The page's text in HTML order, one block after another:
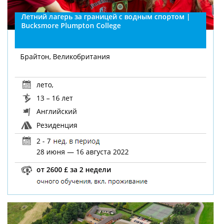
Летний лагерь за границей с водным спортом |
Bucksmore Plumpton College
Брайтон, Великобритания
лето,
13 – 16 лет
Английский
Резиденция
2 - 7
28 июня — 16 августа 2022
от 2600 £ за 2 недели